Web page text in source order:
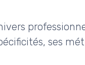
ses